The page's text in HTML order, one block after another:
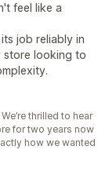
feel like a
job reliably in
store looking to
thrilled to hear
for two years now
how we wanted